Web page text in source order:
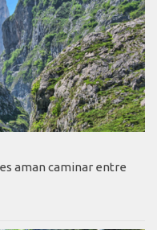
aman caminar entre